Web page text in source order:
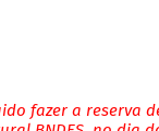
fazer a reserva